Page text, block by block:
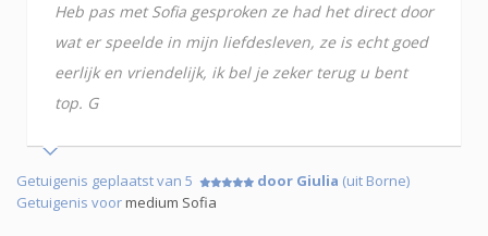
Heb pas met Sofia gesproken ze had het direct door
wat er speelde in mijn liefdesleven, ze is echt goed
eerlijk en vriendelijk, ik bel je zeker terug u bent
top. G
Getuigenis geplaatst van 5 door Giulia (uit Borne)
Getuigenis voormedium Sofia